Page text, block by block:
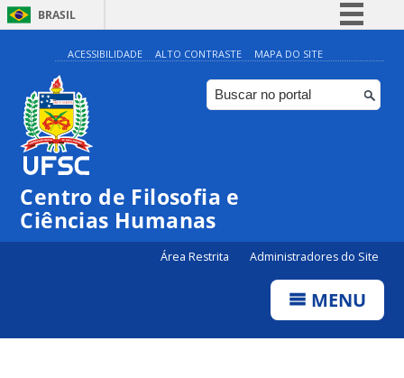
BRASIL
Simplifique!
Comunica BR
Participe
ACESSIBILIDADE ALTO CONTRASTE MAPA DO SITE
Centro de Filosofia e
Ciências Humanas
Área Restrita Administradores do Site
MENU